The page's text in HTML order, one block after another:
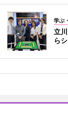
学ぶ
立
ら